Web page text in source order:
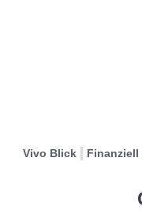
Vivo Blick Finanziell